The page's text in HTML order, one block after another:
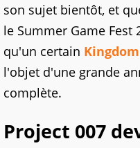
son sujet bientôt, et
le Summer Game Fest
qu'un certain
l'objet d'une grande
complète.
Project 007